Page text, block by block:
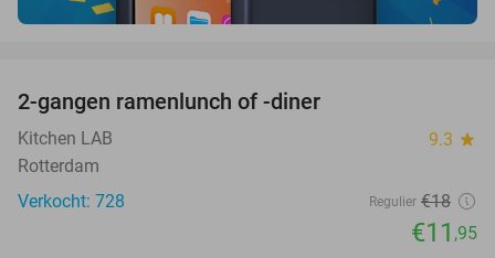
2-gangen ramenlunch of -diner
Kitchen LAB 9.3 star
Rotterdam
Verkocht: 728
Regulier €18
€11 ,95